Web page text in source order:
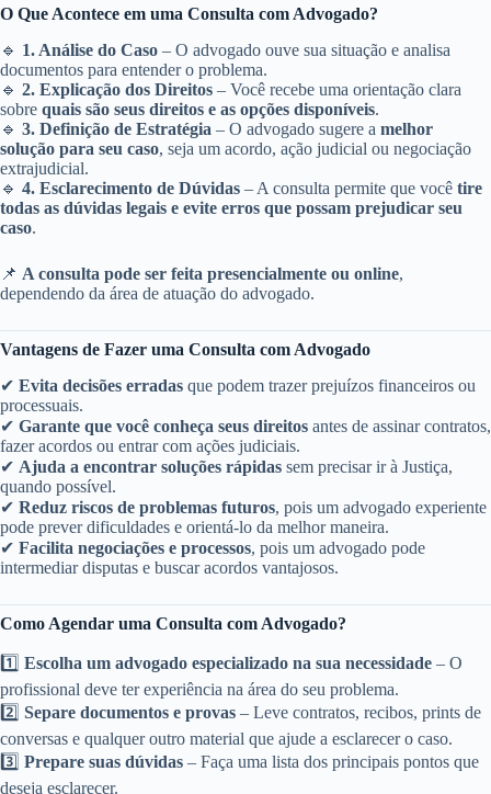
O Que Acontece em uma Consulta com Advogado?
🔹 1. Análise do Caso – O advogado ouve sua situação e analisa
documentos para entender o problema.
🔹 2. Explicação dos Direitos – Você recebe uma orientação clara
sobre quais são seus direitos e as opções disponíveis.
🔹 3. Definição de Estratégia – O advogado sugere a melhor
solução para seu caso, seja um acordo, ação judicial ou negociação
extrajudicial.
🔹 4. Esclarecimento de Dúvidas – A consulta permite que você tire
todas as dúvidas legais e evite erros que possam prejudicar seu
caso.
📌 A consulta pode ser feita presencialmente ou online,
dependendo da área de atuação do advogado.
Vantagens de Fazer uma Consulta com Advogado
✔ Evita decisões erradas que podem trazer prejuízos financeiros ou
processuais.
✔ Garante que você conheça seus direitos antes de assinar contratos,
fazer acordos ou entrar com ações judiciais.
✔ Ajuda a encontrar soluções rápidas sem precisar ir à Justiça,
quando possível.
✔ Reduz riscos de problemas futuros, pois um advogado experiente
pode prever dificuldades e orientá-lo da melhor maneira.
✔ Facilita negociações e processos, pois um advogado pode
intermediar disputas e buscar acordos vantajosos.
Como Agendar uma Consulta com Advogado?
1️⃣ Escolha um advogado especializado na sua necessidade – O
profissional deve ter experiência na área do seu problema.
2️⃣ Separe documentos e provas – Leve contratos, recibos, prints de
conversas e qualquer outro material que ajude a esclarecer o caso.
3️⃣ Prepare suas dúvidas – Faça uma lista dos principais pontos que
deseja esclarecer.